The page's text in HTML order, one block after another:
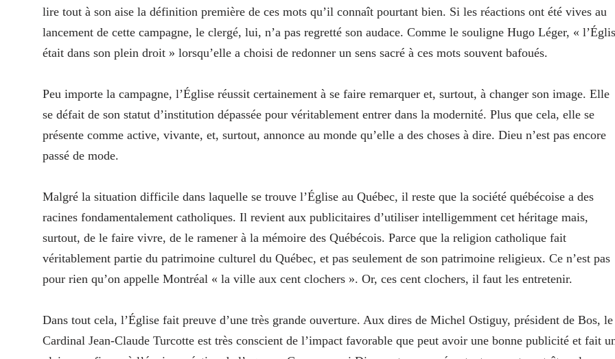
lire tout à son aise la définition première de ces mots qu’il connaît pourtant bien. Si les réactions ont été vives au
lancement de cette campagne, le clergé, lui, n’a pas regretté son audace. Comme le souligne Hugo Léger, «
était dans son plein droit » lorsqu’elle a choisi de redonner un sens sacré à ces mots souvent bafoués.
Peu importe la campagne, l’Église réussit certainement à se faire remarquer et, surtout, à changer son image. Elle
se défait de son statut d’institution dépassée pour véritablement entrer dans la modernité. Plus que cela, elle se
présente comme active, vivante, et, surtout, annonce au monde qu’elle a des choses à dire. Dieu n’est pas encore
passé de mode.
Malgré la situation difficile dans laquelle se trouve l’Église au Québec, il reste que la société québécoise a des
racines fondamentalement catholiques. Il revient aux publicitaires d’utiliser intelligemment cet héritage mais,
surtout, de le faire vivre, de le ramener à la mémoire des Québécois. Parce que la religion catholique fait
véritablement partie du patrimoine culturel du Québec, et pas seulement de son patrimoine religieux. Ce n’est pas
pour rien qu’on appelle Montréal « la ville aux cent clochers ». Or, ces cent clochers, il faut les entretenir.
Dans tout cela, l’Église fait preuve d’une très grande ouverture. Aux dires de Michel Ostiguy, président de Bos, le
Cardinal Jean-Claude Turcotte est très conscient de l’impact favorable que peut avoir une bonne publicité et fait